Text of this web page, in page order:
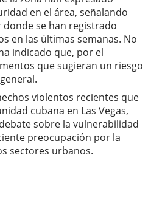
en el área, señalando
se han registrado
en las últimas semanas. No
indicado que, por el
que sugieran un riesgo
violentos recientes que
cubana en Las Vegas,
sobre la vulnerabilidad
preocupación por la
sectores urbanos.